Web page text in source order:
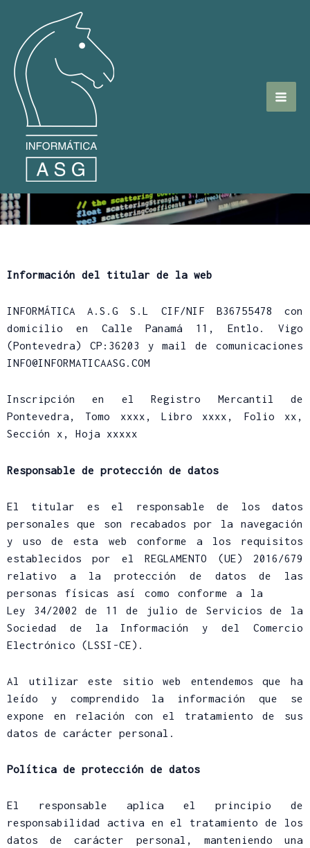
contenido
POLÍTICA DE
PRIVACIDAD
Información del titular de la web
INFORMÁTICA A.S.G S.L CIF/NIF B36755478 con
domicilio en Calle Panamá 11, Entlo. Vigo
(Pontevedra) CP:36203 y mail de comunicaciones
INFO@INFORMATICAASG.COM
Inscripción en el Registro Mercantil de
Pontevedra, Tomo xxxx, Libro xxxx, Folio xx,
Sección x, Hoja xxxxx
Responsable de protección de datos
El titular es el responsable de los datos
personales que son recabados por la navegación
y uso de esta web conforme a los requisitos
establecidos por el REGLAMENTO (UE) 2016/679
relativo a la protección de datos de las
personas físicas así como conforme a la
Ley 34/2002 de 11 de julio de Servicios de la
Sociedad de la Información y del Comercio
Electrónico (LSSI-CE).
Al utilizar este sitio web entendemos que ha
leído y comprendido la información que se
expone en relación con el tratamiento de sus
datos de carácter personal.
Política de protección de datos
El responsable aplica el principio de
responsabilidad activa en el tratamiento de los
datos de carácter personal, manteniendo una